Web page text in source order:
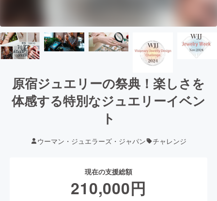
原宿ジュエリーの祭典！楽しさを
体感する特別なジュエリーイベン
ト
ウーマン・ジュエラーズ・ジャパン チャレンジ
現在の支援総額
210,000円